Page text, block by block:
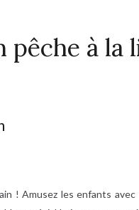
pêche à la
! Amusez les enfants avec